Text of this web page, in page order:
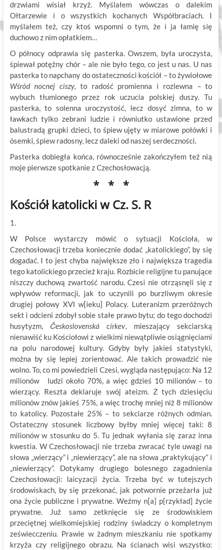
drzwiami wisiał krzyż. Myślałem wówczas o dalekim
Ołtarzewie i o wszystkich kochanych Współbraciach. I
myślałem też, czy ktoś wspomni o tym, że i ja łamię się
duchowo z nim opłatkiem…
O północy odprawia się pasterka. Owszem, była uroczysta,
śpiewał potężny chór – ale nie było tego, co jest u nas. U nas
pasterka to napchany do ostateczności kościół – to żywiołowe
Wśród nocnej ciszy, to radość promienna i rozlewna – to
wybuch tłumionego przez rok uczucia polskiej duszy. Tu
pasterka, to solenna uroczystość, lecz dosyć zimna, to w
ławkach tylko zebrani ludzie i równiutko ustawione przed
balustradą grupki dzieci, to śpiew ujęty w miarowe połówki i
ósemki, śpiew radosny, lecz daleki od naszej serdeczności.
Pasterka dobiegła końca, równocześnie zakończyłem też nią
moje pierwsze spotkanie z Czechosłowacją.
* * *
Kościół katolicki w Cz. S. R
1.
W Polsce wystarczy mówić o sytuacji Kościoła, w
Czechosłowacji trzeba koniecznie dodać „katolickiego”, by się
dogadać. I to jest chyba największe zło i największa tragedia
tego katolickiego przecież kraju. Rozbicie religijne tu panujące
niszczy duchową zwartość narodu. Czesi nie otrząsnęli się z
wpływów reformacji, jak to uczynili po burzliwym okresie
drugiej połowy XVI w[ieku] Polacy. Luteranizm przeróżnych
sekt i odcieni zdobył sobie stałe prawo bytu; do tego dochodzi
husytyzm, Československá církev, mieszający sekciarską
nienawiść ku Kościołowi z wielkimi niewątpliwie osiągnięciami
na polu narodowej kultury. Gdyby były jakieś statystyki,
można by się lepiej zorientować. Ale takich prowadzić nie
wolno. To, co mi powiedzieli Czesi, wygląda następująco: Na 12
milionów ludzi około 70%, a więc gdzieś 10 milionów – to
wierzący. Reszta deklaruje swój ateizm. Z tych dziesięciu
milionów znów jakieś 75%, a więc trochę mniej niż 8 milionów
to katolicy. Pozostałe 25% – to sekciarze różnych odmian.
Ostateczny stosunek liczbowy byłby mniej więcej taki: 8
milionów w stosunku do 5. Tu jednak wyłania się zaraz inna
kwestia. W Czechosłowacji nie trzeba zwracać tyle uwagi na
słowa „wierzący” i „niewierzący”, ale na słowa „praktykujący” i
„niewierzący”. Dotykamy drugiego bolesnego zagadnienia
Czechosłowacji: laicyzacji życia. Trzeba być w tutejszych
środowiskach, by się przekonać, jak potwornie przeżarła już
ona życie publiczne i prywatne. Weźmy n[a] p[rzykład] życie
prywatne. Już samo zetknięcie się ze środowiskiem
przeciętnej wielkomiejskiej rodziny świadczy o kompletnym
zeświecczeniu. Prawie w żadnym mieszkaniu nie spotkamy
krzyża czy religijnego obrazu. Na ścianach wisi wszystko: